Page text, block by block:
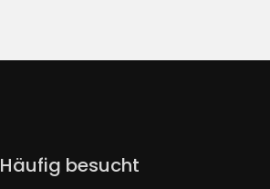
Navigation
überspringen
Häufig besucht